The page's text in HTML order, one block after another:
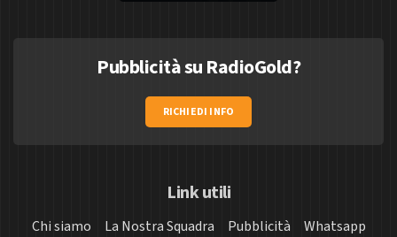
Pubblicità su RadioGold?
RICHIEDI INFO
Link utili
Chi siamo La Nostra Squadra Pubblicità
Whatsapp